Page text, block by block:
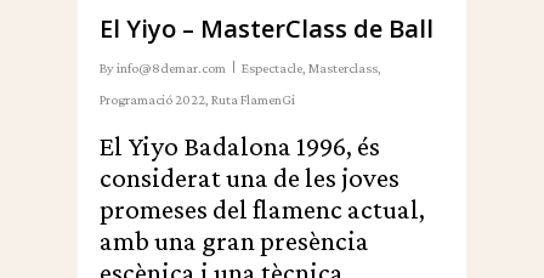
El Yiyo – MasterClass de Ball
Byinfo@8demar.com Espectacle, Masterclass,
Programació 2022, Ruta FlamenGi
El Yiyo Badalona 1996, és
considerat una de les joves
promeses del flamenc actual,
amb una gran presència